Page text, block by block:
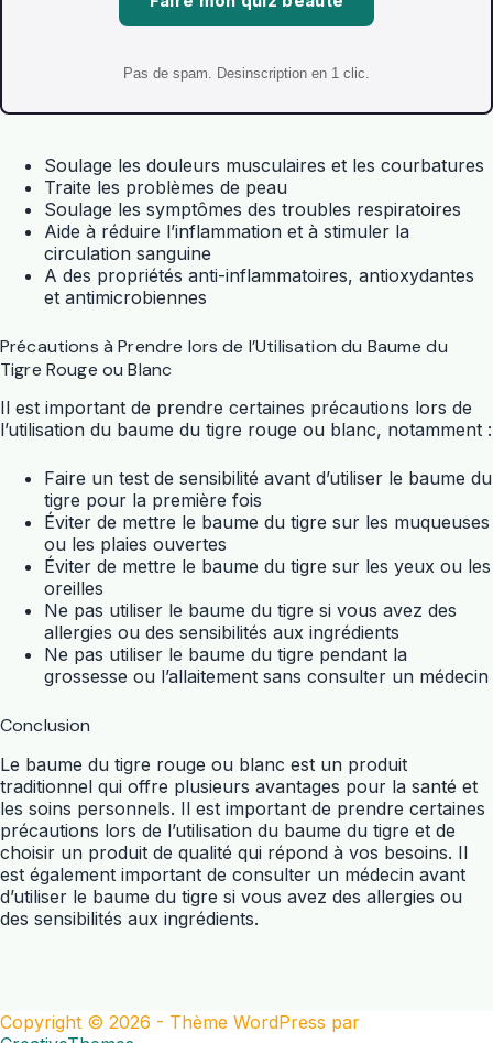
Pas de spam. Desinscription en 1 clic.
Soulage les douleurs musculaires et les courbatures
Traite les problèmes de peau
Soulage les symptômes des troubles respiratoires
Aide à réduire l’inflammation et à stimuler la
circulation sanguine
A des propriétés anti-inflammatoires, antioxydantes
et antimicrobiennes
Précautions à Prendre lors de l’Utilisation du Baume du
Tigre Rouge ou Blanc
Il est important de prendre certaines précautions lors de
l’utilisation du baume du tigre rouge ou blanc, notamment :
Faire un test de sensibilité avant d’utiliser le baume du
tigre pour la première fois
Éviter de mettre le baume du tigre sur les muqueuses
ou les plaies ouvertes
Éviter de mettre le baume du tigre sur les yeux ou les
oreilles
Ne pas utiliser le baume du tigre si vous avez des
allergies ou des sensibilités aux ingrédients
Ne pas utiliser le baume du tigre pendant la
grossesse ou l’allaitement sans consulter un médecin
Conclusion
Le baume du tigre rouge ou blanc est un produit
traditionnel qui offre plusieurs avantages pour la santé et
les soins personnels. Il est important de prendre certaines
précautions lors de l’utilisation du baume du tigre et de
choisir un produit de qualité qui répond à vos besoins. Il
est également important de consulter un médecin avant
d’utiliser le baume du tigre si vous avez des allergies ou
des sensibilités aux ingrédients.
Copyright © 2026 - Thème WordPress par